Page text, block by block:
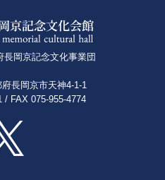
岡京記念文化事業団
長岡京市天神4-1-1
/ FAX 075-955-4774